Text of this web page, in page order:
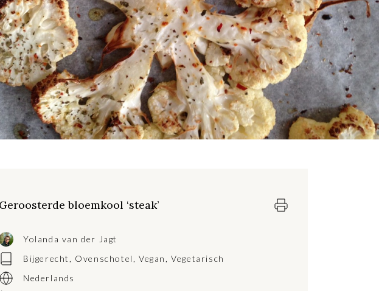
Geroosterde bloemkool ‘steak’
Yolanda van der Jagt
Bijgerecht , Ovenschotel ,Vegan ,Vegetarisch
Nederlands